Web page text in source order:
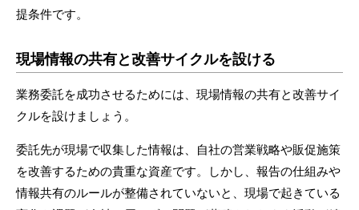
提条件です。
現場情報の共有と改善サイクルを設ける
業務委託を成功させるためには、現場情報の共有と改善サイ
クルを設けましょう。
委託先が現場で収集した情報は、自社の営業戦略や販促施策
を改善するための貴重な資産です。しかし、報告の仕組みや
情報共有のルールが整備されていないと、現場で起きている